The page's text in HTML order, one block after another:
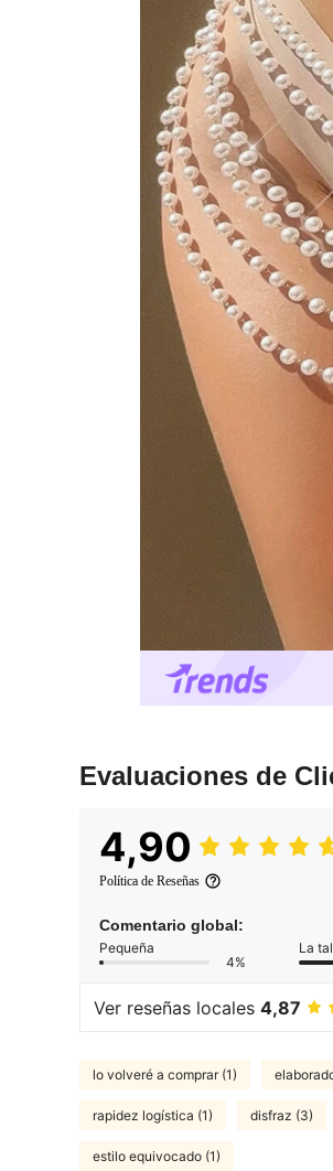
Evaluaciones de
4,90
Política de Reseñas
Comentario global:
Pequeña
4%
La
Ver reseñas locales 4,87
lo volveré a comprar (1)
rapidez logística (1) disfraz (3)
estilo equivocado (1)